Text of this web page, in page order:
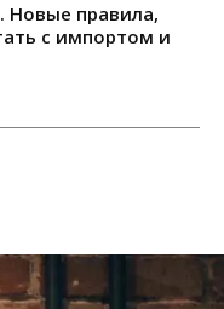
Новые правила,
с импортом и